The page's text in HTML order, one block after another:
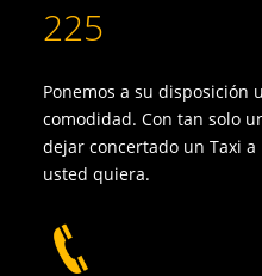
225
Ponemos a su disposición
comodidad. Con tan solo
dejar concertado un Taxi
usted quiera.